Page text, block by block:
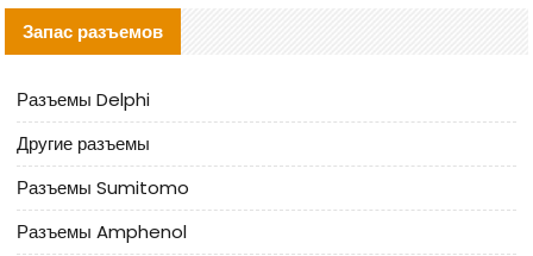
Запас разъемов
Разъемы Delphi
Другие разъемы
Разъемы Sumitomo
Разъемы Amphenol